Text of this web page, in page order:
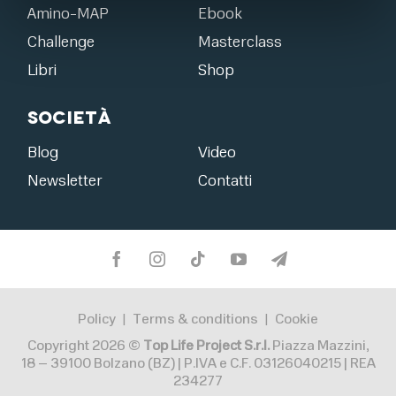
Amino-MAP
Ebook
Challenge
Masterclass
Libri
Shop
Società
Blog
Video
Newsletter
Contatti
Policy | Terms & conditions | Cookie
Copyright 2026 © Top Life Project S.r.l.Piazza Mazzini,
18 – 39100 Bolzano (BZ) | P.IVA e C.F. 03126040215 | REA
234277